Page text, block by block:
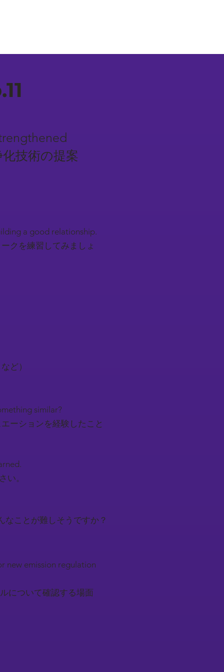
技術の提案
a good relationship.
クを練習してみましょ
ど）
similar?
ーションを経験したこと
い。
ことが難しそうですか？
new emission regulation
について確認する場面